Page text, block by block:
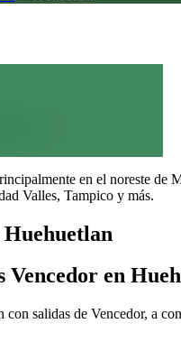
en el noreste
Valles, Tampico y más.
Vencedor en
con salidas de Vencedor, a